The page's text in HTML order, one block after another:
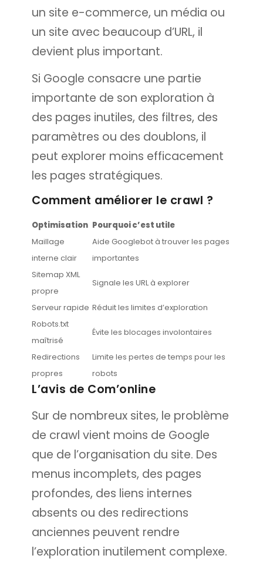
un site e-commerce, un média ou
un site avec beaucoup d’URL, il
devient plus important.
Si Google consacre une partie
importante de son exploration à
des pages inutiles, des filtres, des
paramètres ou des doublons, il
peut explorer moins efficacement
les pages stratégiques.
Comment améliorer le crawl ?
Optimisation Pourquoi c’est utile
Maillage
interne clair
Aide Googlebot à trouver les pages
importantes
Sitemap XML
propre
Signale les URL à explorer
Serveur rapide Réduit les limites d’exploration
Robots.txt
maîtrisé
Évite les blocages involontaires
Redirections
propres
Limite les pertes de temps pour les
robots
L’avis de Com’online
Sur de nombreux sites, le problème
de crawl vient moins de Google
que de l’organisation du site. Des
menus incomplets, des pages
profondes, des liens internes
absents ou des redirections
anciennes peuvent rendre
l’exploration inutilement complexe.